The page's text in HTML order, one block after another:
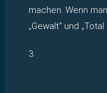
machen. Wenn
„Gewalt“ und
3